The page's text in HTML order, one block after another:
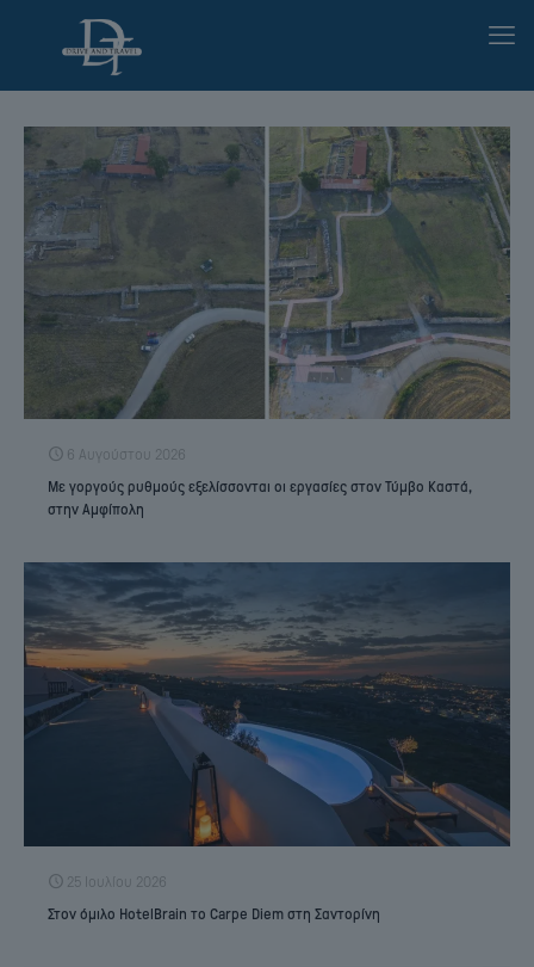
6 Αυγούστου 2026
Με γοργούς ρυθμούς εξελίσσονται οι εργασίες στον Τύμβο Καστά,
στην Αμφίπολη
25 Ιουλίου 2026
Στον όμιλο HotelBrain το Carpe Diem στη Σαντορίνη